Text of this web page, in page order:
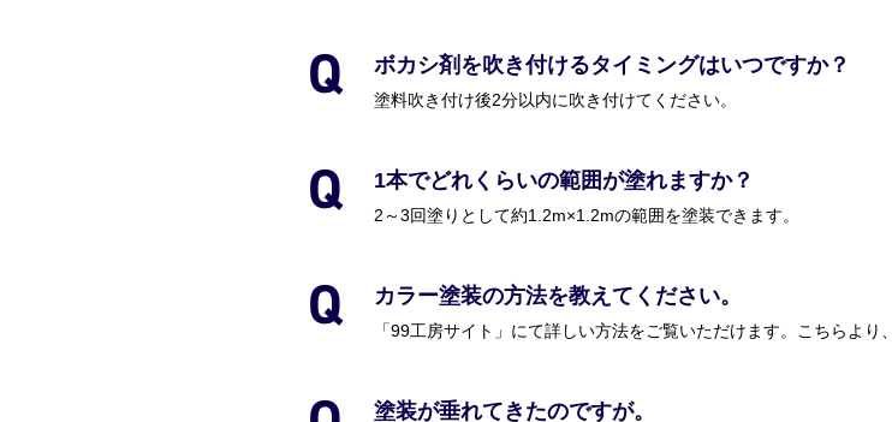
ボカシ剤を吹き付けるタイミングはいつですか？
塗料吹き付け後2分以内に吹き付けてください。
1本でどれくらいの範囲が塗れますか？
2～3回塗りとして約1.2m×1.2mの範囲を塗装できます。
カラー塗装の方法を教えてください。
「99工房サイト」にて詳しい方法をご覧いただけます。こちらより
塗装が垂れてきたのですが。